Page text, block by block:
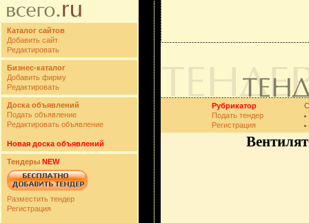
Каталог сайтов
Добавить сайт
Редактировать
Бизнес-каталог
Добавить фирму
Редактировать
Доска объявлений
Подать объявление
Редактировать объявление
Новая доска объявлений
Тендеры NEW
Разместить тендер
Регистрация
Рубрикатор
Подать тендер
Регистрация